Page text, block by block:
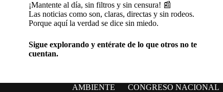
¡Mantente al día, sin filtros y sin censura! 📰
Las noticias como son, claras, directas y sin rodeos.
Porque aquí la verdad se dice sin miedo.
Sigue explorando y entérate de lo que otros no te
cuentan.
AMBIENTE CONGRESO NACIONAL